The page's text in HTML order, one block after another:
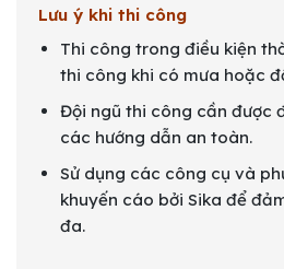
Lưu ý khi thi công
Thi công trong điều kiện
thi công khi có mưa hoặc
Đội ngũ thi công cần được
các hướng dẫn an toàn.
Sử dụng các công cụ và
khuyến cáo bởi Sika để
đa.